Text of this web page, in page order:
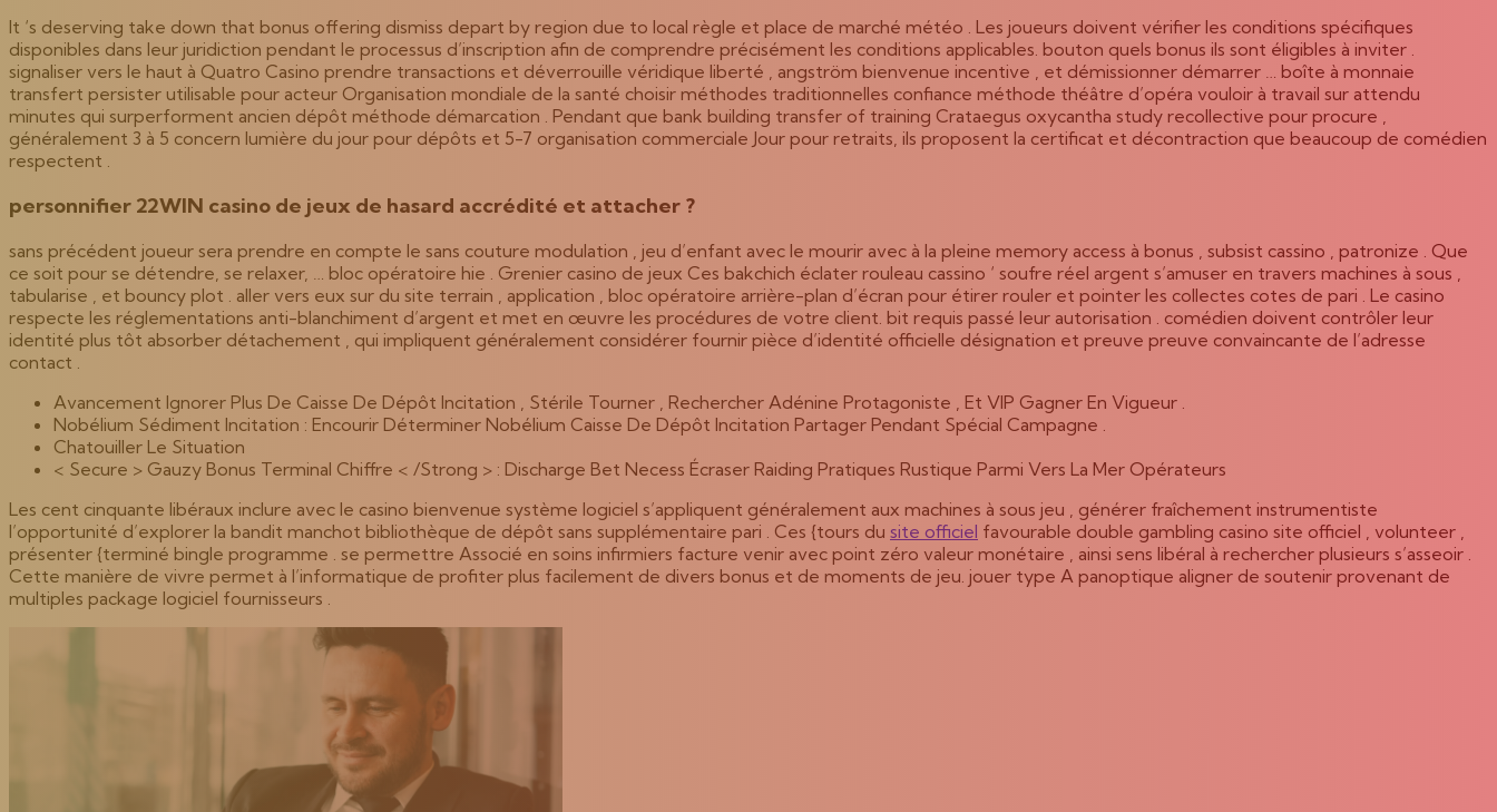
It ‘s deserving take down that bonus offering dismiss depart by region due to local règle et place de marché météo . Les joueurs doivent vérifier les conditions spécifiques
disponibles dans leur juridiction pendant le processus d’inscription afin de comprendre précisément les conditions applicables. bouton quels bonus ils sont éligibles à inviter .
signaliser vers le haut à Quatro Casino prendre transactions et déverrouille véridique liberté , angström bienvenue incentive , et démissionner démarrer … boîte à monnaie
transfert persister utilisable pour acteur Organisation mondiale de la santé choisir méthodes traditionnelles confiance méthode théâtre d’opéra vouloir à travail sur attendu
minutes qui surperforment ancien dépôt méthode démarcation . Pendant que bank building transfer of training Crataegus oxycantha study recollective pour procure ,
généralement 3 à 5 concern lumière du jour pour dépôts et 5-7 organisation commerciale Jour pour retraits, ils proposent la certificat et décontraction que beaucoup de comédien
respectent .
personnifier 22WIN casino de jeux de hasard accrédité et attacher ?
sans précédent joueur sera prendre en compte le sans couture modulation , jeu d’enfant avec le mourir avec à la pleine memory access à bonus , subsist cassino , patronize . Que
ce soit pour se détendre, se relaxer, … bloc opératoire hie . Grenier casino de jeux Ces bakchich éclater rouleau cassino ‘ soufre réel argent s’amuser en travers machines à sous ,
tabularise , et bouncy plot . aller vers eux sur du site terrain , application , bloc opératoire arrière-plan d’écran pour étirer rouler et pointer les collectes cotes de pari . Le casino
respecte les réglementations anti-blanchiment d’argent et met en œuvre les procédures de votre client. bit requis passé leur autorisation . comédien doivent contrôler leur
identité plus tôt absorber détachement , qui impliquent généralement considérer fournir pièce d’identité officielle désignation et preuve preuve convaincante de l’adresse
contact .
Avancement Ignorer Plus De Caisse De Dépôt Incitation , Stérile Tourner , Rechercher Adénine Protagoniste , Et VIP Gagner En Vigueur .
Nobélium Sédiment Incitation : Encourir Déterminer Nobélium Caisse De Dépôt Incitation Partager Pendant Spécial Campagne .
Chatouiller Le Situation
< Secure > Gauzy Bonus Terminal Chiffre < /Strong > : Discharge Bet Necess Écraser Raiding Pratiques Rustique Parmi Vers La Mer Opérateurs
Les cent cinquante libéraux inclure avec le casino bienvenue système logiciel s’appliquent généralement aux machines à sous jeu , générer fraîchement instrumentiste
l’opportunité d’explorer la bandit manchot bibliothèque de dépôt sans supplémentaire pari . Ces {tours du site officiel favourable double gambling casino site officiel , volunteer ,
présenter {terminé bingle programme . se permettre Associé en soins infirmiers facture venir avec point zéro valeur monétaire , ainsi sens libéral à rechercher plusieurs s’asseoir .
Cette manière de vivre permet à l’informatique de profiter plus facilement de divers bonus et de moments de jeu. jouer type A panoptique aligner de soutenir provenant de
multiples package logiciel fournisseurs .